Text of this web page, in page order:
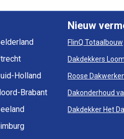
Holland
Brabant
Nieuw
FlinQ Totaalbouw
Dakdekkers
Roose
Dakonderhoud
Dakdekker Het